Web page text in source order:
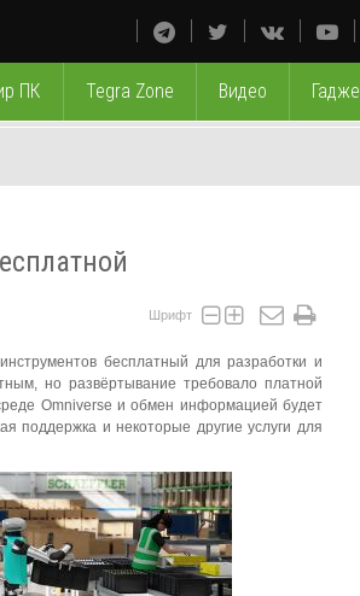
ПК Tegra Zone Видео
Шрифт
бесплатный для разработки и
но развёртывание требовало платной
Omniverse и обмен информацией будет
поддержка и некоторые другие услуги для